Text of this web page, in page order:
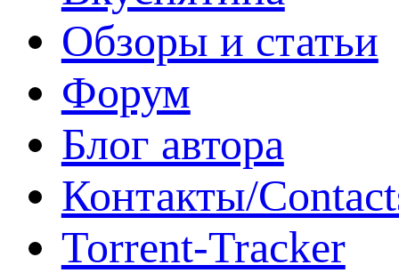
Обзоры и статьи
Форум
Блог автора
Контакты/
Torrent-Tracker